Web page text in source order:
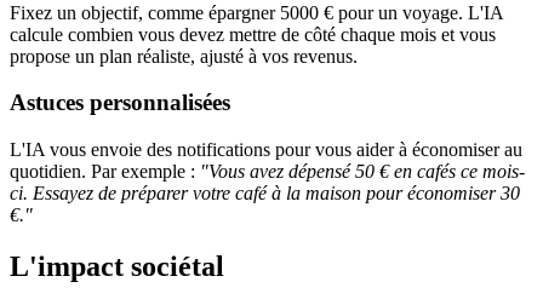
Fixez un objectif, comme épargner 5000 € pour un voyage. L'IA
calcule combien vous devez mettre de côté chaque mois et vous
propose un plan réaliste, ajusté à vos revenus.
Astuces personnalisées
L'IA vous envoie des notifications pour vous aider à économiser au
quotidien. Par exemple : "Vous avez dépensé 50 € en cafés ce mois-
ci. Essayez de préparer votre café à la maison pour économiser 30
€."
L'impact sociétal